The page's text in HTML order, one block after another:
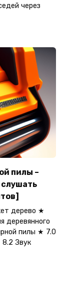
через
пилы –
дерево ★
деревянного
пилы ★ 7.0
Звук